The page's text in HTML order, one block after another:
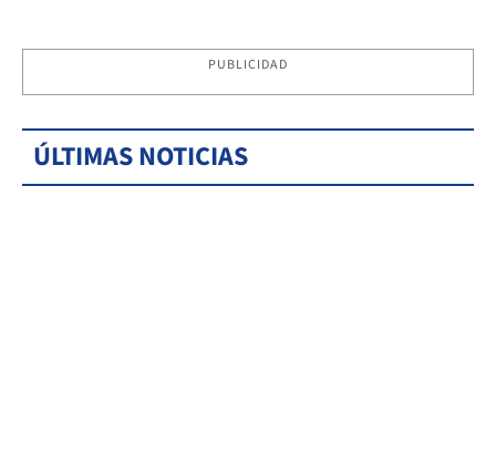
PUBLICIDAD
ÚLTIMAS NOTICIAS